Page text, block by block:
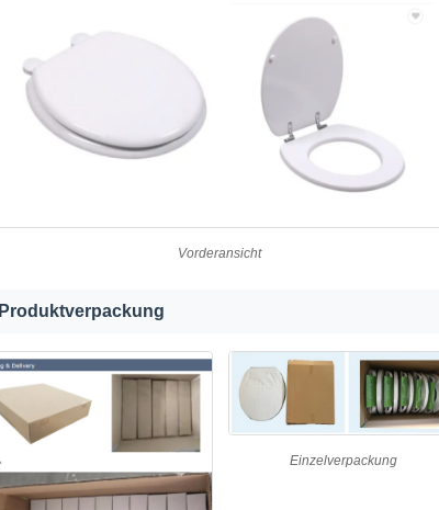
Vorderansicht
Produktverpackung
Einzelverpackung